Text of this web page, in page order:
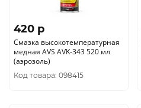
420 p
Смазка высокотемпературная
медная AVS AVK-343 520 мл
(аэрозоль)
Код товара: 098415